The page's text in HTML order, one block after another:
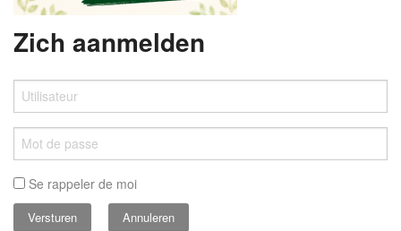
Zich aanmelden
Se rappeler de moi
Annuleren